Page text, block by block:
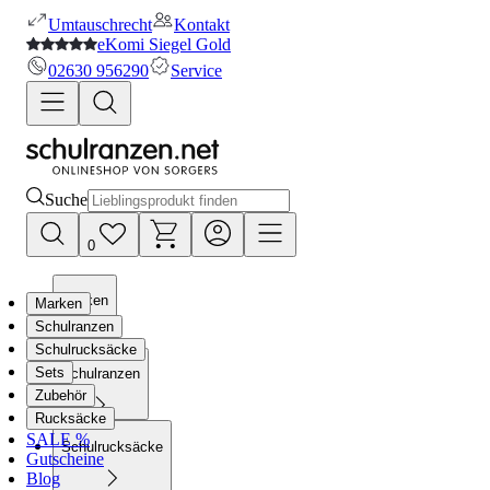
Umtauschrecht
Kontakt
eKomi Siegel Gold
02630 956290
Service
Suche
0
Marken
Schulranzen
Schulrucksäcke
Marken
Schulranzen
Schulrucksäcke
Sets
Zubehör
Rucksäcke
SALE %
Gutscheine
Blog